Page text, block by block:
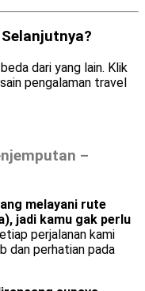
dari yang lain. Klik
pengalaman travel
–
melayani rute
jadi kamu gak perlu
perjalanan kami
dan perhatian pada